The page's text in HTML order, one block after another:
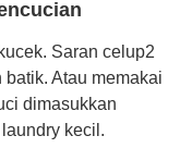
Saran celup2
batik. Atau memakai
dimasukkan
kecil.